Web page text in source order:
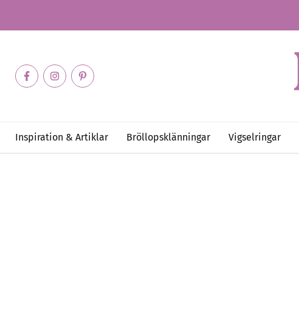
Inspiration & Artiklar Bröllopsklänningar Vigselringar